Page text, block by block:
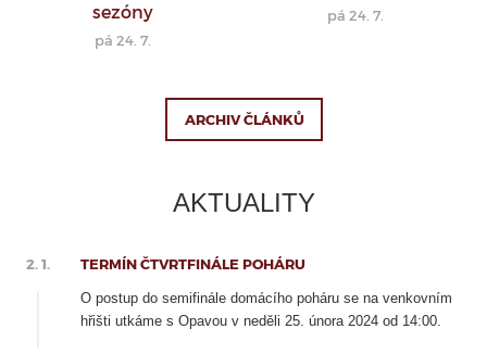
sezóny
pá 24. 7.
pá 24. 7.
ARCHIV ČLÁNKŮ
AKTUALITY
2. 1. TERMÍN ČTVRTFINÁLE POHÁRU
O postup do semifinále domácího poháru se na venkovním
hřišti utkáme s Opavou v neděli 25. února 2024 od 14:00.